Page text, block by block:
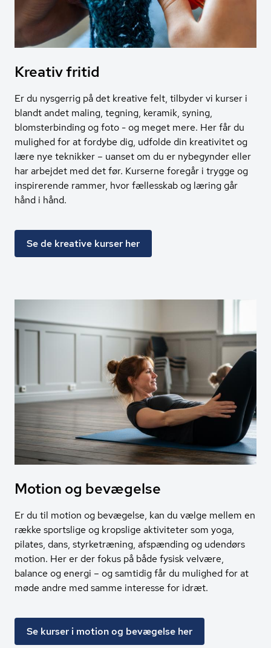
Kreativ fritid
Er du nysgerrig på det kreative felt, tilbyder vi kurser i
blandt andet maling, tegning, keramik, syning,
blomsterbinding og foto - og meget mere. Her får du
mulighed for at fordybe dig, udfolde din kreativitet og
lære nye teknikker – uanset om du er nybegynder eller
har arbejdet med det før. Kurserne foregår i trygge og
inspirerende rammer, hvor fællesskab og læring går
hånd i hånd.
Se de kreative kurser her
Motion og bevægelse
Er du til motion og bevægelse, kan du vælge mellem en
række sportslige og kropslige aktiviteter som yoga,
pilates, dans, styrketræning, afspænding og udendørs
motion. Her er der fokus på både fysisk velvære,
balance og energi – og samtidig får du mulighed for at
møde andre med samme interesse for idræt.
Se kurser i motion og bevægelse her